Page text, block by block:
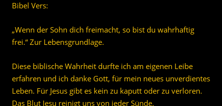
Bibel Vers:
„Wenn der Sohn dich freimacht, so bist du wahrhaftig
frei.“ Zur Lebensgrundlage.
Diese biblische Wahrheit durfte ich am eigenen Leibe
erfahren und ich danke Gott, für mein neues unverdientes
Leben. Für Jesus gibt es kein zu kaputt oder zu verloren.
Das Blut Jesu reinigt uns von jeder Sünde.